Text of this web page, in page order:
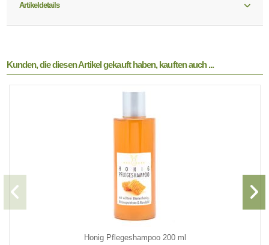
Artikeldetails
Kunden, die diesen Artikel gekauft haben, kauften auch ...
Honig Pflegeshampoo 200 ml